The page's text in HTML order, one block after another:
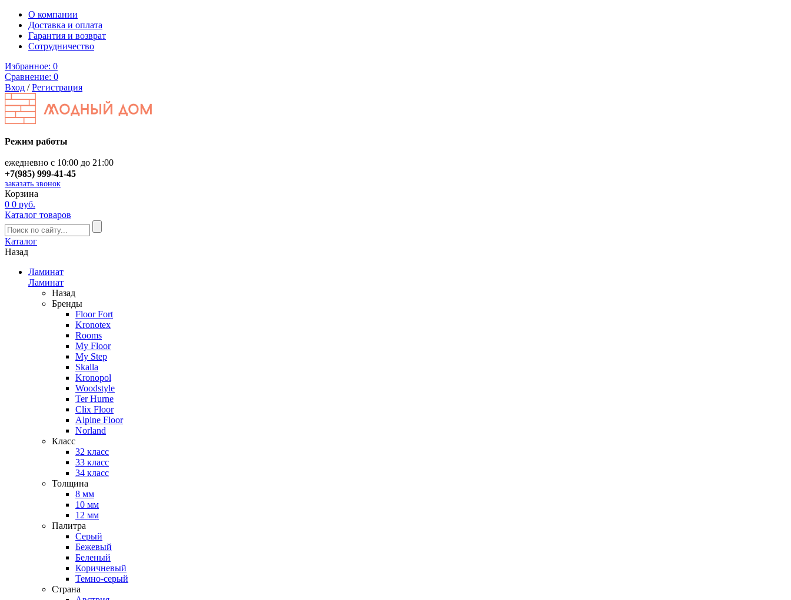
О компании
Доставка и оплата
Гарантия и возврат
Сотрудничество
Избранное: 0
Сравнение: 0
Вход /Регистрация
Режим работы
ежедневно с 10:00 до 21:00
+7(985) 999-41-45
заказать звонок
Корзина
0 0 руб.
Каталог товаров
Каталог
Назад
Ламинат
Ламинат
Назад
Бренды
Floor Fort
Kronotex
Rooms
My Floor
My Step
Skalla
Kronopol
Woodstyle
Ter Hurne
Clix Floor
Alpine Floor
Norland
Класс
32 класс
33 класс
34 класс
Толщина
8 мм
10 мм
12 мм
Палитра
Серый
Бежевый
Беленый
Коричневый
Темно-серый
Страна